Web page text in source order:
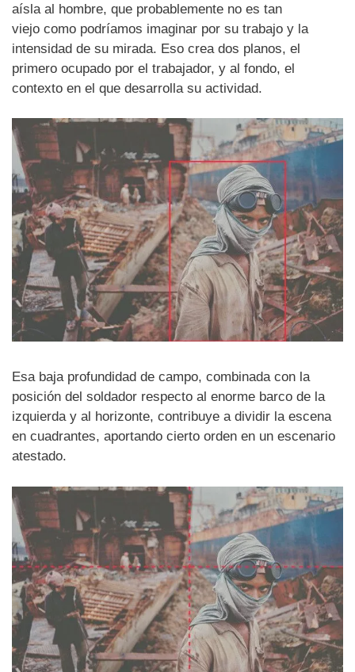
aísla al hombre, que probablemente no es tan
viejo como podríamos imaginar por su trabajo y la
intensidad de su mirada. Eso crea dos planos, el
primero ocupado por el trabajador, y al fondo, el
contexto en el que desarrolla su actividad.
Esa baja profundidad de campo, combinada con la
posición del soldador respecto al enorme barco de la
izquierda y al horizonte, contribuye a dividir la escena
en cuadrantes, aportando cierto orden en un escenario
atestado.